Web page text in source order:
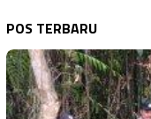
POS TERBARU